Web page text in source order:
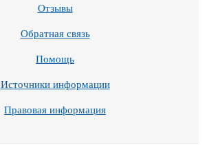
Отзывы
Обратная связь
Помощь
Источники информации
Правовая информация